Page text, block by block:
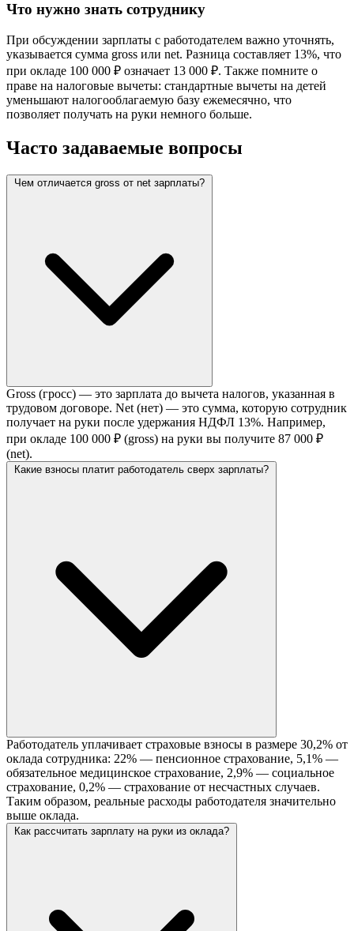
Что нужно знать сотруднику
При обсуждении зарплаты с работодателем важно уточнять,
указывается сумма gross или net. Разница составляет 13%, что
при окладе 100 000 ₽ означает 13 000 ₽. Также помните о
праве на налоговые вычеты: стандартные вычеты на детей
уменьшают налогооблагаемую базу ежемесячно, что
позволяет получать на руки немного больше.
Часто задаваемые вопросы
Чем отличается gross от net зарплаты?
Gross (гросс) — это зарплата до вычета налогов, указанная в
трудовом договоре. Net (нет) — это сумма, которую сотрудник
получает на руки после удержания НДФЛ 13%. Например,
при окладе 100 000 ₽ (gross) на руки вы получите 87 000 ₽
(net).
Какие взносы платит работодатель сверх зарплаты?
Работодатель уплачивает страховые взносы в размере 30,2% от
оклада сотрудника: 22% — пенсионное страхование, 5,1% —
обязательное медицинское страхование, 2,9% — социальное
страхование, 0,2% — страхование от несчастных случаев.
Таким образом, реальные расходы работодателя значительно
выше оклада.
Как рассчитать зарплату на руки из оклада?